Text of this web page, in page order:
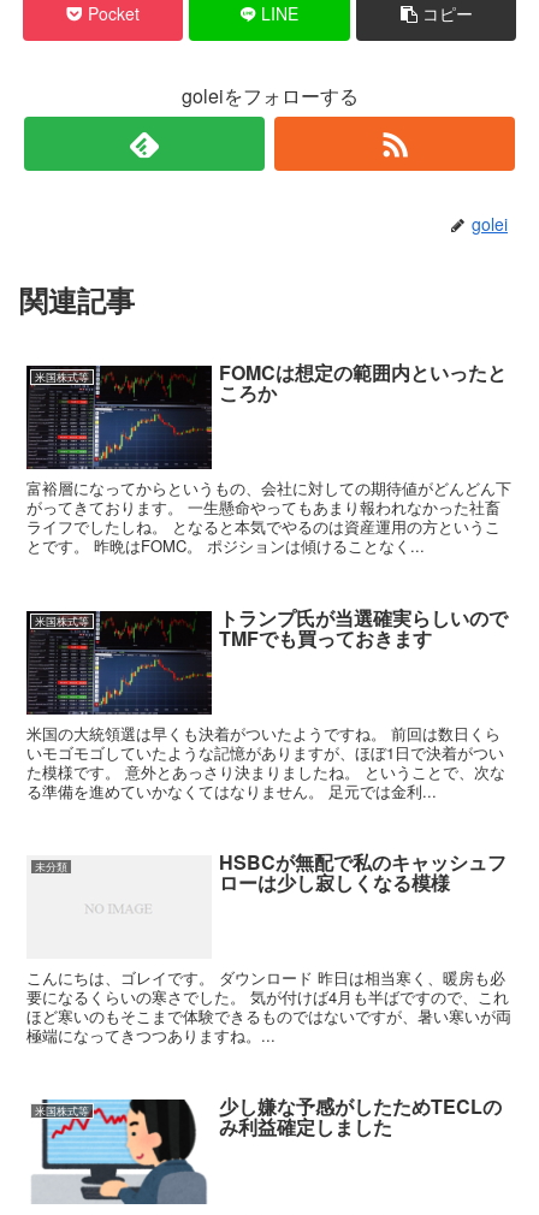
Pocket LINE コピー
goleiをフォローする
golei
関連記事
米国株式等 FOMCは想定の範囲内といったと
ころか
富裕層になってからというもの、会社に対しての期待値がどんどん下
がってきております。 一生懸命やってもあまり報われなかった社畜
ライフでしたしね。 となると本気でやるのは資産運用の方というこ
とです。 昨晩はFOMC。 ポジションは傾けることなく...
米国株式等 トランプ氏が当選確実らしいので
TMFでも買っておきます
米国の大統領選は早くも決着がついたようですね。 前回は数日くら
いモゴモゴしていたような記憶がありますが、ほぼ1日で決着がつい
た模様です。 意外とあっさり決まりましたね。 ということで、次な
る準備を進めていかなくてはなりません。 足元では金利...
未分類 HSBCが無配で私のキャッシュフ
ローは少し寂しくなる模様
こんにちは、ゴレイです。 ダウンロード 昨日は相当寒く、暖房も必
要になるくらいの寒さでした。 気が付けば4月も半ばですので、これ
ほど寒いのもそこまで体験できるものではないですが、暑い寒いが両
極端になってきつつありますね。...
米国株式等 少し嫌な予感がしたためTECLの
み利益確定しました